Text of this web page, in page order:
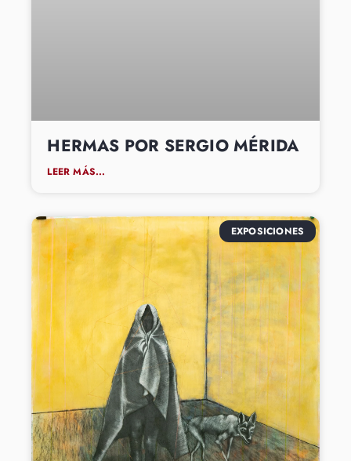
HERMAS POR SERGIO MÉRIDA
LEER MÁS...
EXPOSICIONES